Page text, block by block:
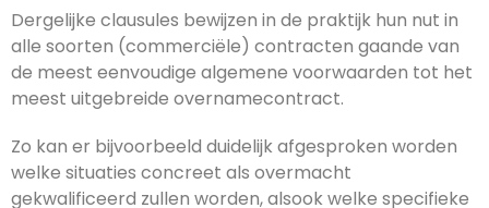
Dergelijke clausules bewijzen in de praktijk hun nut in
alle soorten (commerciële) contracten gaande van
de meest eenvoudige algemene voorwaarden tot het
meest uitgebreide overnamecontract.
Zo kan er bijvoorbeeld duidelijk afgesproken worden
welke situaties concreet als overmacht
gekwalificeerd zullen worden, alsook welke specifieke